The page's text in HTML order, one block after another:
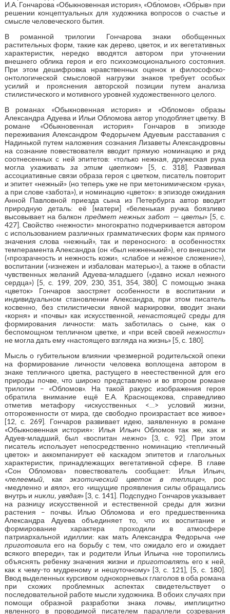
И.А. Гончарова «Обыкновенная история», «Обломов», «Обрыв» при
решении концептуальных для художника вопросов о счастье и
смысле человеческого бытия.
В романной трилогии Гончарова знаки обобщенных
растительных форм, такие как дерево, цветок, и их вегетативных
характеристик, нередко вводятся автором при уточнении
внешнего облика героя и его психоэмоционального состояния.
При этом дешифровка нравственных оценок и философско-
онтологической смысловой нагрузки знаков требует особых
усилий и прояснения авторской позиции путем анализа
стилистического и мотивного уровней художественного целого.
В романах «Обыкновенная история» и «Обломов» образы
Александра Адуева и Ильи Обломова автор уподобляет цветку. В
романе «Обыкновенная история» Гончаров в эпизоде
переживания Александром Федорычем Адуевым расставания с
Надинькой путем наложения сознания Лизаветы Александровны
на сознание повествователя вводит прямую номинацию и ряд
соотнесенных с ней эпитетов: «только нежная, дружеская рука
могла ухаживатьза этим цветком» [5, с. 318]. Развивая
ассоциативные связи образа героя с цветком, писатель повторит
и эпитет «нежный» (но теперь уже не при метонимическом «рука»,
а при слове «забота»), и номинацию «цветок»: в эпизоде ожидания
Анной Павловной приезда сына из Петербурга автор вводит
природную деталь: её [матери] «беленькая ручка боязливо
высовывает на балкон предмет нежных забот — цветы» [5, с.
427]. Свойство «нежности» многократно подчеркивается автором
с использованием различных грамматических форм как прямого
значения слова «нежный», так и переносного: в особенностях
темперамента Александра (он «был нежненький»), его внешности
(«прозрачность и нежность кожи», «слабое и нежное сложение»),
воспитании («изнежен и избалован матерью»), а также в области
чувственных желаний Адуева-младшего («давно искал нежного
сердца») [5, с. 199, 209, 230, 351, 354, 380]. С помощью знака
«цветок» Гончаров заостряет особенности в воспитании и
индивидуальном становлении Александра, при этом писатель
косвенно, без стилистически явной маркировки, вводит знаки
«корня» и «почвы» как искусственной, ненастоящейсреды для
формирования личности: мать заботилась о сыне, как о
беспомощном тепличном цветке, и «при всей своейнежности»
не могла дать ему «настоящего взгляда на жизнь» [5, с. 180].
Мысль о губительном влиянии чрезмерной родительской опеки
на формирование личности человека воплощена автором в
знаке тепличного цветка, растущего в неестественной для его
природы почве, что широко представлено и во втором романе
трилогии – «Обломов». На такой ракурс изображения героя
обратила внимание ещё Е.А. Краснощекова, справедливо
отметив метафору «искусственных <…> условий жизни,
отгороженности от мира, где свободно произрастает все живое»
[12, с. 269]. Гончаров развивает идею, заявленную в романе
«Обыкновенная история»: Илья Ильич Обломов так же, как и
Адуев-младший, был «воспитан нежно» [3, с. 92]. При этом
писатель использует непосредственно номинацию «тепличный
цветок» и аккомпанирует её каскадом эпитетов и глагольных
характеристик, принадлежащих вегетативной сфере. В главе
«Сон Обломова» повествователь сообщает: Илья Ильич,
«лелеемый, какэкзотический цветок в теплице», рос
«медленно ивяло», его «ищущие проявления силы обращались
внутрь и никли, увядая» [3, с. 141]. Подспудно Гончаров указывает
на разницу искусственной и естественной среды для жизни
растения – почвы. Илью Обломова и его предшественника
Александра Адуева объединяет то, что их воспитание и
формирование характера проходили в атмосфере
патриархальной идиллии: как мать Александра Федорыча «не
приготовила его на борьбу с тем, что ожидало его и ожидает
всякого впереди», так и родители Ильи Ильича «не торопились
объяснять ребенку значения жизни и приготовлятьего к ней,
как к чему-то мудреному и нешуточному» [3, с. 121], [5, с. 180].
Ввод выделенных курсивом однокорневых глаголов в оба романа
при схожих проблемных аспектах свидетельствует о
последовательной работе мысли художника. В обоих случаях при
помощи образной разработки знака почвы, имплицитно
явленного в проводимой писателем параллели созревания